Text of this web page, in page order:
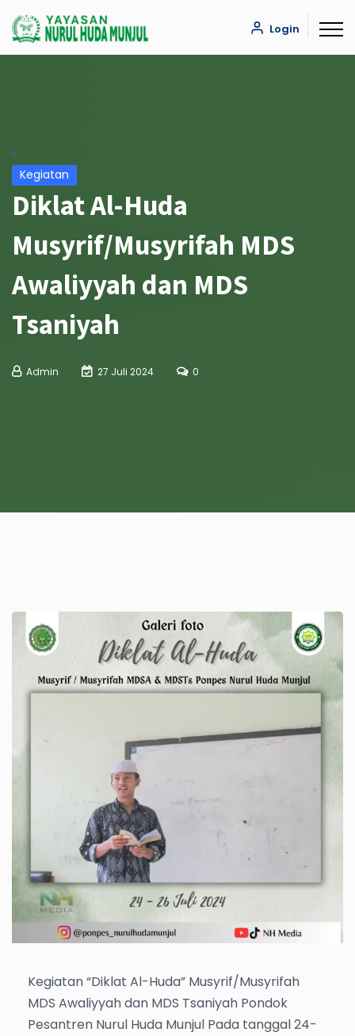
Login
Kegiatan
Diklat Al-Huda
Musyrif/Musyrifah MDS
Awaliyyah dan MDS
Tsaniyah
Admin 27 Juli 2024 0
Kegiatan “Diklat Al-Huda” Musyrif/Musyrifah
MDS Awaliyyah dan MDS Tsaniyah Pondok
Pesantren Nurul Huda Munjul Pada tanggal 24-